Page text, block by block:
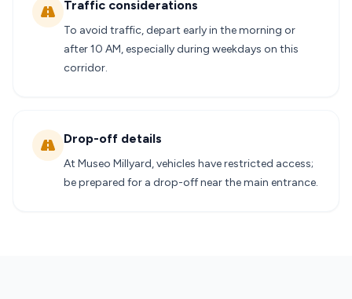
Traffic considerations
To avoid traffic, depart early in the morning or
after 10 AM, especially during weekdays on this
corridor.
Drop-off details
At Museo Millyard, vehicles have restricted access;
be prepared for a drop-off near the main entrance.